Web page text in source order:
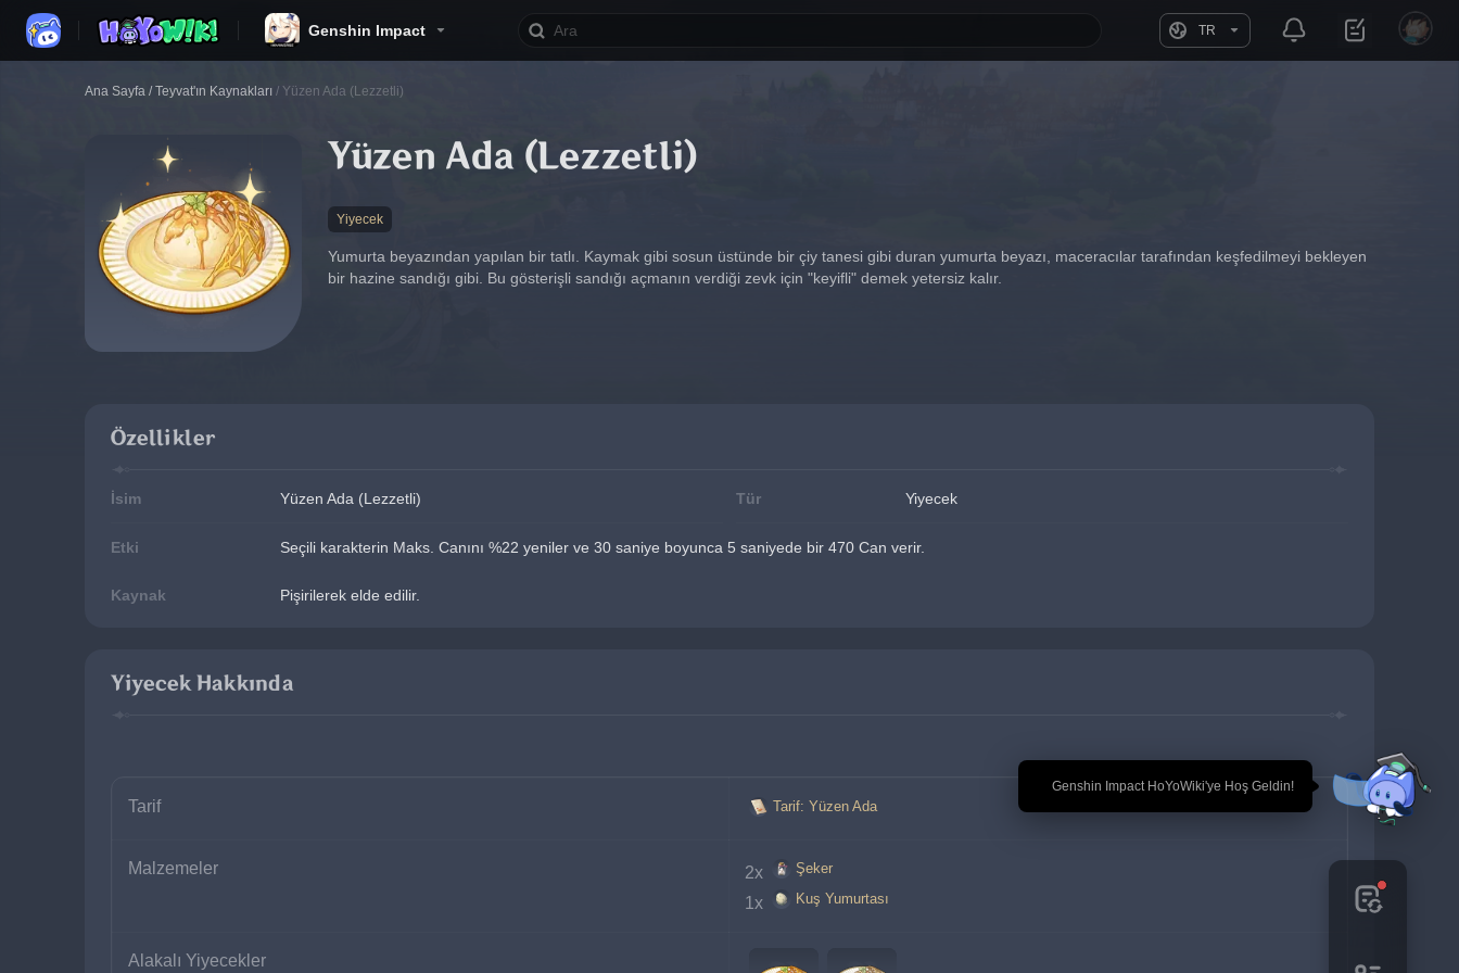
Genshin Impact TR
🎉 Genshin Impact HoYoWiki'ye Hoş Geldin!
Ana Sayfa / Teyvat'ın Kaynakları / Yüzen Ada (Lezzetli)
Yüzen Ada (Lezzetli)
Yiyecek
Yumurta beyazından yapılan bir tatlı. Kaymak gibi sosun üstünde bir çiy tanesi gibi duran yumurta beyazı, maceracılar tarafından keşfedilmeyi bekleyen
bir hazine sandığı gibi. Bu gösterişli sandığı açmanın verdiği zevk için "keyifli" demek yetersiz kalır.
Özellikler
İsim Yüzen Ada (Lezzetli) Tür Yiyecek
Etki Seçili karakterin Maks. Canını %22 yeniler ve 30 saniye boyunca 5 saniyede bir 470 Can verir.
Kaynak Pişirilerek elde edilir.
Yiyecek Hakkında
Tarif Tarif: Yüzen Ada
Malzemeler 2x Şeker
1x Kuş Yumurtası
Alakalı Yiyecekler